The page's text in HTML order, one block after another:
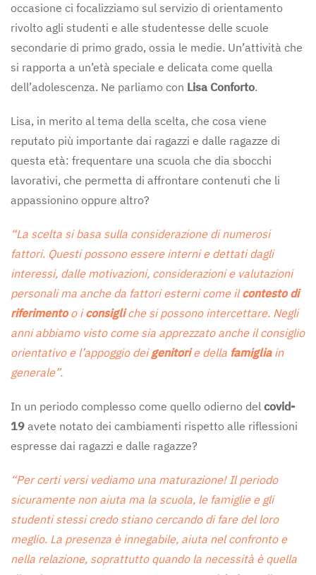
occasione ci focalizziamo sul servizio di orientamento
rivolto agli studenti e alle studentesse delle scuole
secondarie di primo grado, ossia le medie. Un’attività che
si rapporta a un’età speciale e delicata come quella
dell’adolescenza. Ne parliamo con Lisa Conforto.
Lisa, in merito al tema della scelta, che cosa viene
reputato più importante dai ragazzi e dalle ragazze di
questa età: frequentare una scuola che dia sbocchi
lavorativi, che permetta di affrontare contenuti che li
appassionino oppure altro?
“La scelta si basa sulla considerazione di numerosi
fattori. Questi possono essere interni e dettati dagli
interessi, dalle motivazioni, considerazioni e valutazioni
personali ma anche da fattori esterni come ilcontesto di
riferimentoo iconsigliche si possono intercettare. Negli
anni abbiamo visto come sia apprezzato anche il consiglio
orientativo e l’appoggio deigenitorie della famigliain
generale”.
In un periodo complesso come quello odierno del covid-
19 avete notato dei cambiamenti rispetto alle riflessioni
espresse dai ragazzi e dalle ragazze?
“Per certi versi vediamo una maturazione! Il periodo
sicuramente non aiuta ma la scuola, le famiglie e gli
studenti stessi credo stiano cercando di fare del loro
meglio. La presenza è innegabile, aiuta nel confronto e
nella relazione, soprattutto quando la necessità è quella